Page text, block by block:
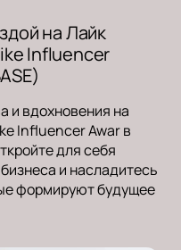
на Лайк
Influencer
и вдохновения на
Influencer Awar в
для себя
и насладитесь
формируют будущее